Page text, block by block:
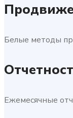
Белые методы
Ежемесячные